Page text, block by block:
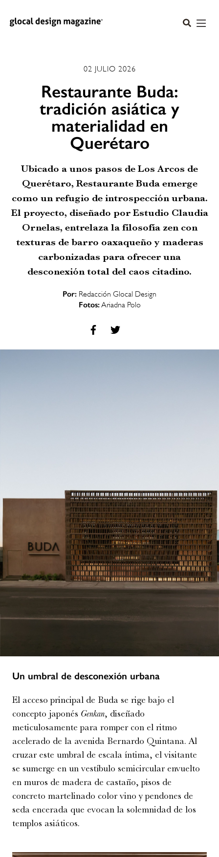
02 JULIO 2026
Restaurante Buda:
tradición asiática y
materialidad en
Querétaro
Ubicado a unos pasos de Los Arcos de
Querétaro, Restaurante Buda emerge
como un refugio de introspección urbana.
El proyecto, diseñado por Estudio Claudia
Ornelas, entrelaza la filosofía zen con
texturas de barro oaxaqueño y maderas
carbonizadas para ofrecer una
desconexión total del caos citadino.
Por: Redacción Glocal Design
Fotos: Ariadna Polo
Un umbral de desconexión urbana
El acceso principal de Buda se rige bajo el
concepto japonés Genkan, diseñado
meticulosamente para romper con el ritmo
acelerado de la avenida Bernardo Quintana. Al
cruzar este umbral de escala íntima, el visitante
se sumerge en un vestíbulo semicircular envuelto
en muros de madera de castaño, pisos de
concreto martelinado color vino y pendones de
seda encerada que evocan la solemnidad de los
templos asiáticos.